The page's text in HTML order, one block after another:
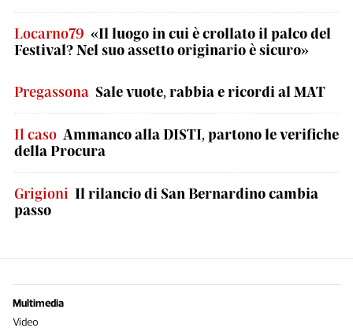
Locarno79 «Il luogo in cui è crollato il palco del
Festival? Nel suo assetto originario è sicuro»
Pregassona Sale vuote, rabbia e ricordi al MAT
Il caso Ammanco alla DISTI, partono le verifiche
della Procura
Grigioni Il rilancio di San Bernardino cambia
passo
Multimedia
Video